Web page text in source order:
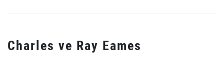
Charles ve Ray Eames